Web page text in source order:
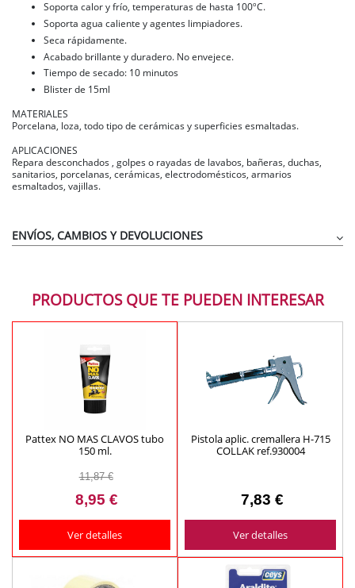
Soporta calor y frío, temperaturas de hasta 100ºC.
Soporta agua caliente y agentes limpiadores.
Seca rápidamente.
Acabado brillante y duradero. No envejece.
Tiempo de secado: 10 minutos
Blister de 15ml
MATERIALES
Porcelana, loza, todo tipo de cerámicas y superficies esmaltadas.
APLICACIONES
Repara desconchados , golpes o rayadas de lavabos, bañeras, duchas,
sanitarios, porcelanas, cerámicas, electrodomésticos, armarios
esmaltados, vajillas.
ENVÍOS, CAMBIOS Y DEVOLUCIONES
PRODUCTOS QUE TE PUEDEN INTERESAR
Pattex NO MAS CLAVOS tubo
150 ml.
11,87 €
8,95 €
Ver detalles
Pistola aplic. cremallera H-715
COLLAK ref.930004
7,83 €
Ver detalles